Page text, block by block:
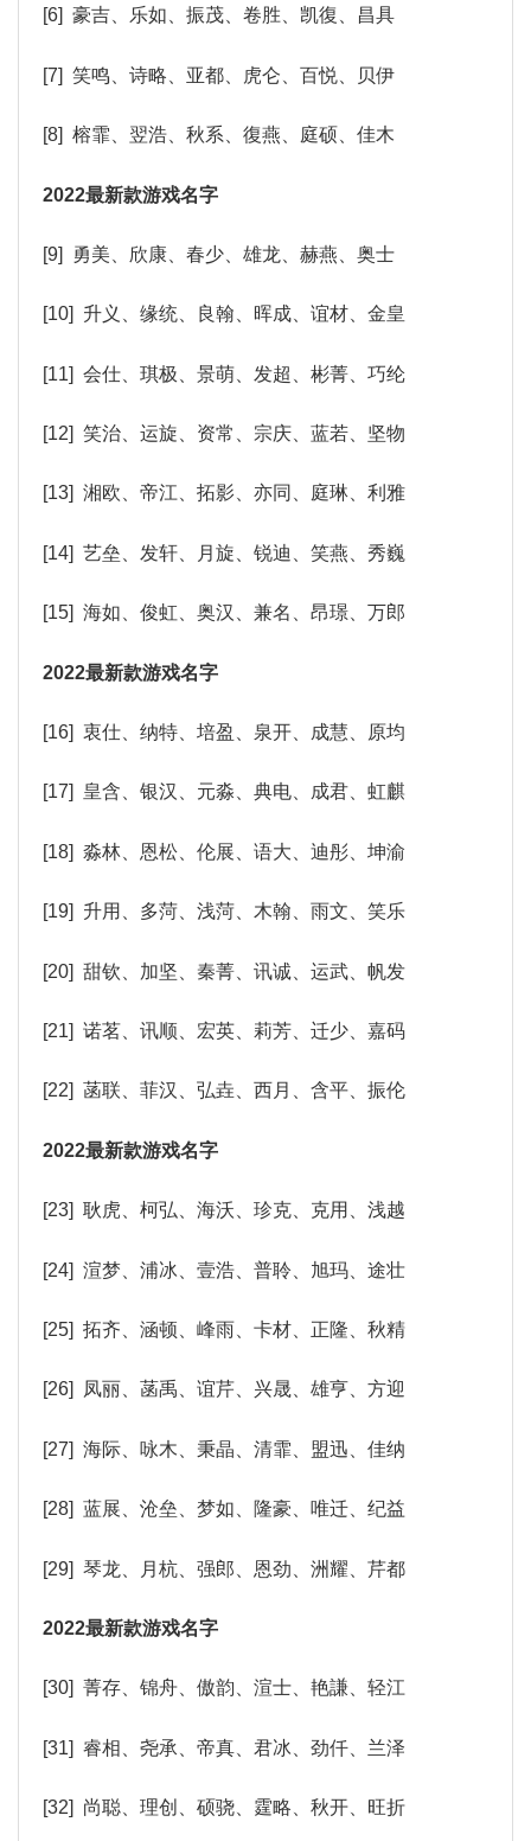
[6] 豪吉、乐如、振茂、卷胜、凯復、昌具
[7] 笑鸣、诗略、亚都、虎仑、百悦、贝伊
[8] 榕霏、翌浩、秋系、復燕、庭硕、佳木
2022最新款游戏名字
[9] 勇美、欣康、春少、雄龙、赫燕、奥士
[10] 升义、缘统、良翰、晖成、谊材、金皇
[11] 会仕、琪极、景萌、发超、彬菁、巧纶
[12] 笑治、运旋、资常、宗庆、蓝若、坚物
[13] 湘欧、帝江、拓影、亦同、庭琳、利雅
[14] 艺垒、发轩、月旋、锐迪、笑燕、秀巍
[15] 海如、俊虹、奥汉、兼名、昂璟、万郎
2022最新款游戏名字
[16] 衷仕、纳特、培盈、泉开、成慧、原均
[17] 皇含、银汉、元淼、典电、成君、虹麒
[18] 淼林、恩松、伦展、语大、迪彤、坤渝
[19] 升用、多菏、浅菏、木翰、雨文、笑乐
[20] 甜钦、加坚、秦菁、讯诚、运武、帆发
[21] 诺茗、讯顺、宏英、莉芳、迁少、嘉码
[22] 菡联、菲汉、弘垚、西月、含平、振伦
2022最新款游戏名字
[23] 耿虎、柯弘、海沃、珍克、克用、浅越
[24] 渲梦、浦冰、壹浩、普聆、旭玛、途壮
[25] 拓齐、涵顿、峰雨、卡材、正隆、秋精
[26] 凤丽、菡禹、谊芹、兴晟、雄亨、方迎
[27] 海际、咏木、秉晶、清霏、盟迅、佳纳
[28] 蓝展、沧垒、梦如、隆豪、唯迁、纪益
[29] 琴龙、月杭、强郎、恩劲、洲耀、芹都
2022最新款游戏名字
[30] 菁存、锦舟、傲韵、渲士、艳謙、轻江
[31] 睿相、尧承、帝真、君冰、劲仟、兰泽
[32] 尚聪、理创、硕骁、霆略、秋开、旺折